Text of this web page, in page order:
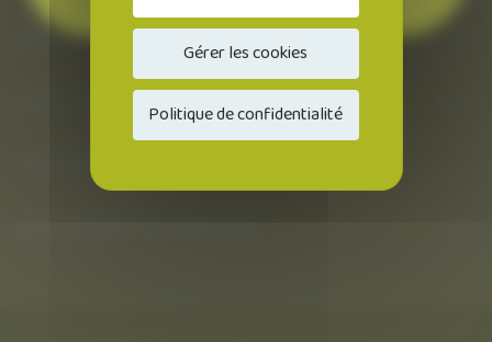
À propos
Tout savoir sur la LLD
Nos véhicules
Gérer les cookies
Politique de confidentialité